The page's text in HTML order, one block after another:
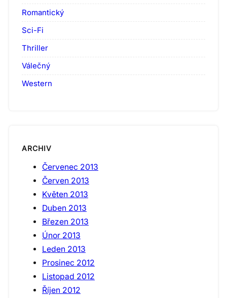
Romantický
Sci-Fi
Thriller
Válečný
Western
ARCHIV
Červenec 2013
Červen 2013
Květen 2013
Duben 2013
Březen 2013
Únor 2013
Leden 2013
Prosinec 2012
Listopad 2012
Říjen 2012